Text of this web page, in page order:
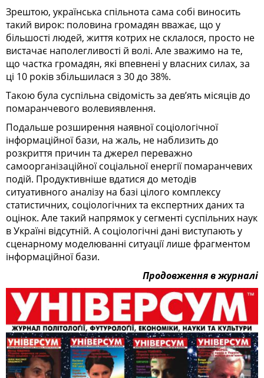
Зрештою, українська спільнота сама собі виносить
такий вирок: половина громадян вважає, що у
більшості людей, життя котрих не склалося, просто не
вистачає наполегливості й волі. Але зважимо на те,
що частка громадян, які впевнені у власних силах, за
ці 10 років збільшилася з 30 до 38%.
Такою була суспільна свідомість за дев’ять місяців до
помаранчевого волевиявлення.
Подальше розширення наявної соціологічної
інформаційної бази, на жаль, не наблизить до
розкриття причин та джерел переважно
самоорганізаційної соціальної енергії помаранчевих
подій. Продуктивніше вдатися до методів
ситуативного аналізу на базі цілого комплексу
статистичних, соціологічних та експертних даних та
оцінок. Але такий напрямок у сегменті суспільних наук
в Україні відсутній. А соціологічні дані виступають у
сценарному моделюванні ситуації лише фрагментом
інформаційної бази.
Продовження в журналі